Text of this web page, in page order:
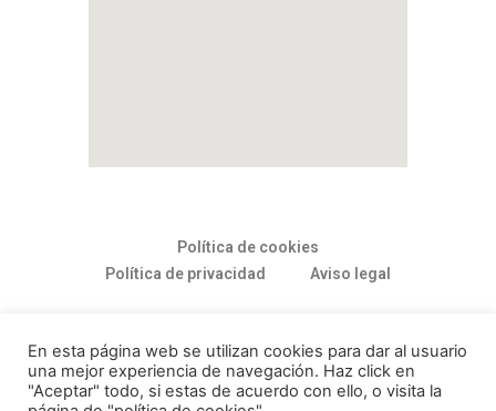
Política de cookies
Política de privacidad
Aviso legal
En esta página web se utilizan cookies para dar al usuario
una mejor experiencia de navegación. Haz click en
"Aceptar" todo, si estas de acuerdo con ello, o visita la